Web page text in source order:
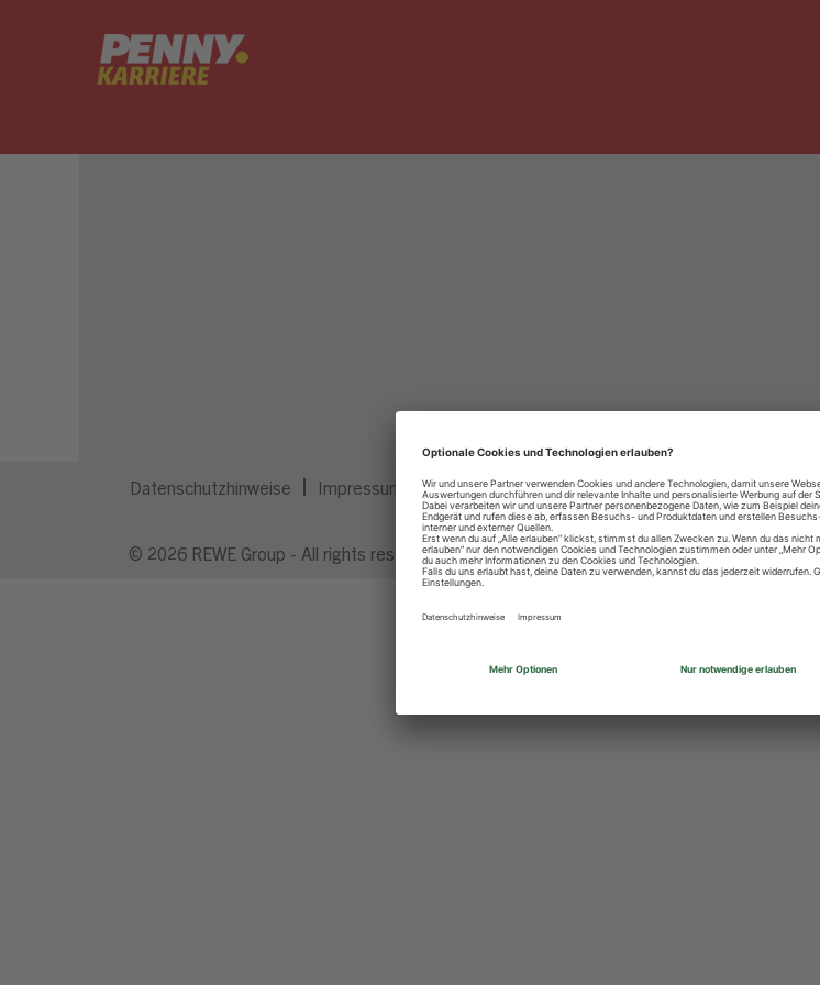
Datenschutzhinweise Impressum Privatsphäre-Einstellungen
© 2026 REWE Group - All rights reserved